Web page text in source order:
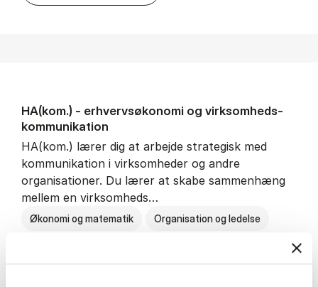
HA(kom.) - erhvervs­økonomi og virksomheds­
kommunikation
HA(kom.) lærer dig at arbejde strategisk med
kommunikation i virksomheder og andre
organisationer. Du lærer at skabe sammenhæng
mellem en virksomheds…
Økonomi og matematik Organisation og ledelse